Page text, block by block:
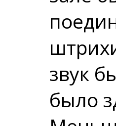
звук
было